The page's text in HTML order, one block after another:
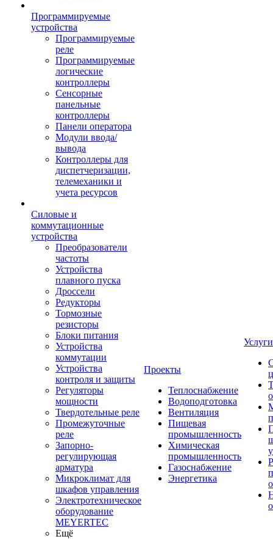
Программируемые
устройства
Программируемые
реле
Программируемые
логические
контроллеры
Сенсорные
панельные
контроллеры
Панели оператора
Модули ввода/
вывода
Контроллеры для
диспетчеризации,
телемеханики и
учета ресурсов
Силовые и
коммутационные
устройства
Преобразователи
частоты
Устройства
плавного пуска
Дроссели
Редукторы
Тормозные
резисторы
Блоки питания
Устройства
коммутации
Устройства
контроля и защиты
Регуляторы
мощности
Твердотельные реле
Промежуточные
реле
Запорно-
регулирующая
арматура
Микроклимат для
шкафов управления
Электротехническое
оборудование
MEYERTEC
Ещё
Проекты
Теплоснабжение
Водоподготовка
Вентиляция
Пищевая
промышленность
Химическая
промышленность
Газоснабжение
Энергетика
Услуги